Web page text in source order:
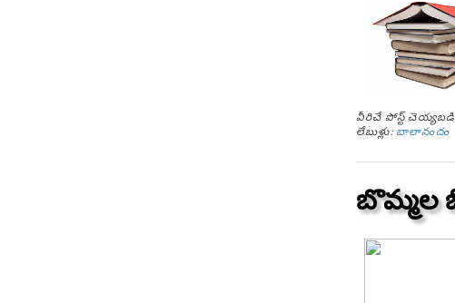
వీరిచే పోస్ట్
లేబుళ్లు: బాలానందం
బొమ్మల